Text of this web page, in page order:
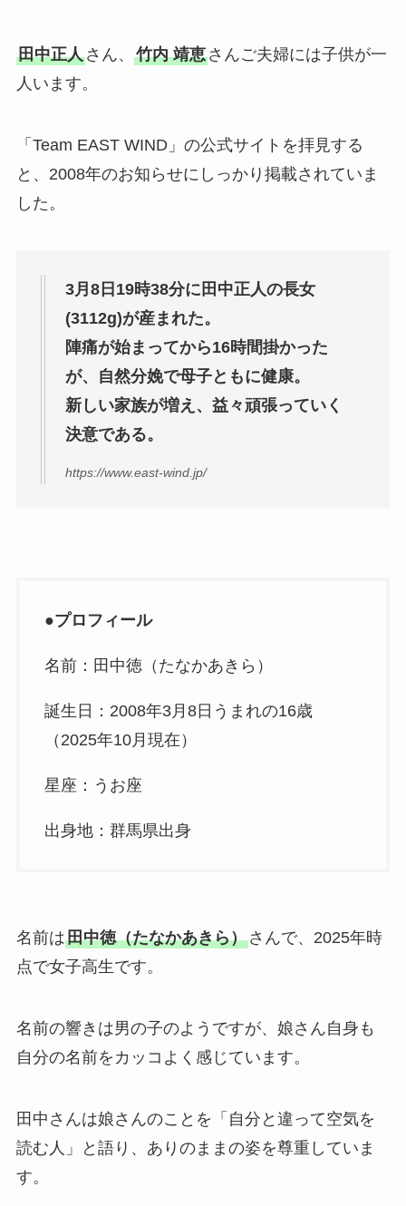
田中正人さん、 竹内 靖恵さんご夫婦には子供が一
人います。
「Team EAST WIND」の公式サイトを拝見する
と、2008年のお知らせにしっかり掲載されていま
した。
3月8日19時38分に田中正人の長女
(3112g)が産まれた。
陣痛が始まってから16時間掛かった
が、自然分娩で母子ともに健康。
新しい家族が増え、益々頑張っていく
決意である。
https://www.east-wind.jp/
●プロフィール
名前：田中徳（たなかあきら）
誕生日：2008年3月8日うまれの16歳
（2025年10月現在）
星座：うお座
出身地：群馬県出身
名前は田中徳（たなかあきら）さんで、2025年時
点で女子高生です。
名前の響きは男の子のようですが、娘さん自身も
自分の名前をカッコよく感じています。
田中さんは娘さんのことを「自分と違って空気を
読む人」と語り、ありのままの姿を尊重していま
す。